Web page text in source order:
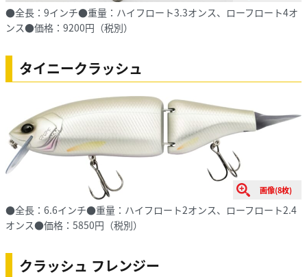
●全長：9インチ●重量：ハイフロート3.3オンス、ローフロート4オ
ンス●価格：9200円（税別）
タイニークラッシュ
画像(8枚)
●全長：6.6インチ●重量：ハイフロート2オンス、ローフロート2.4
オンス●価格：5850円（税別）
クラッシュ フレンジー